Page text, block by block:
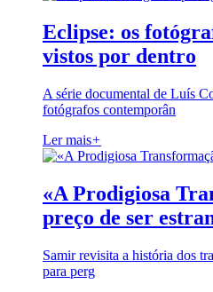
Eclipse: os
vistos por dentro
A série documental de Luís
fotógrafos contemporân
Ler mais+
«A Prodigiosa
preço de ser
Samir revisita a história dos
para perg